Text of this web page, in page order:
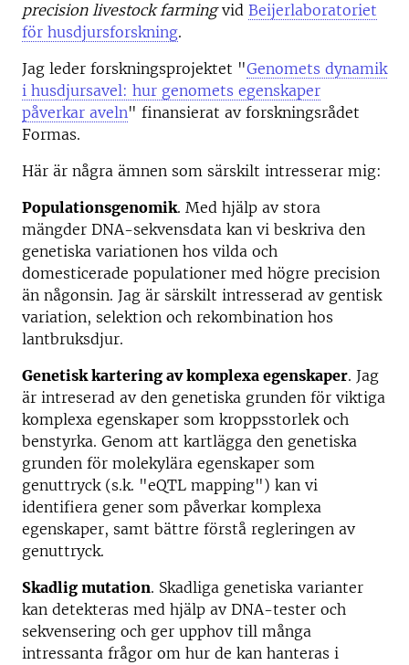
precision livestock farmingvid Beijerlaboratoriet
för husdjursforskning.
Jag leder forskningsprojektet "Genomets dynamik
i husdjursavel: hur genomets egenskaper
påverkar aveln" finansierat av forskningsrådet
Formas.
Här är några ämnen som särskilt intresserar mig:
Populationsgenomik. Med hjälp av stora
mängder DNA-sekvensdata kan vi beskriva den
genetiska variationen hos vilda och
domesticerade populationer med högre precision
än någonsin. Jag är särskilt intresserad av gentisk
variation, selektion och rekombination hos
lantbruksdjur.
Genetisk kartering av komplexa egenskaper. Jag
är intreserad av den genetiska grunden för viktiga
komplexa egenskaper som kroppsstorlek och
benstyrka. Genom att kartlägga den genetiska
grunden för molekylära egenskaper som
genuttryck (s.k. "eQTL mapping") kan vi
identifiera gener som påverkar komplexa
egenskaper, samt bättre förstå regleringen av
genuttryck.
Skadlig mutation. Skadliga genetiska varianter
kan detekteras med hjälp av DNA-tester och
sekvensering och ger upphov till många
intressanta frågor om hur de kan hanteras i